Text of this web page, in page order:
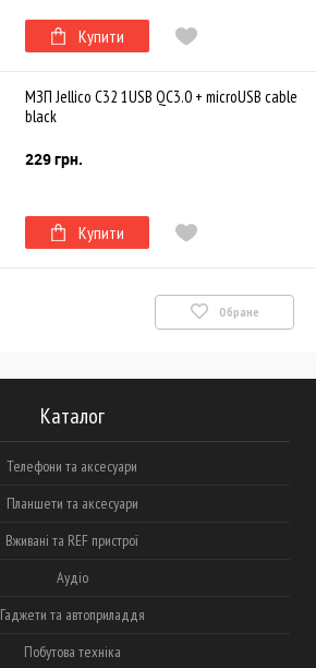
Купити
МЗП Jellico C32 1USB QC3.0 + microUSB cable
black
229 грн.
Купити
Обране
Каталог
Телефони та аксесуари
Планшети та аксесуари
Вживані та REF пристрої
Аудіо
Гаджети та автоприладдя
Побутова техніка